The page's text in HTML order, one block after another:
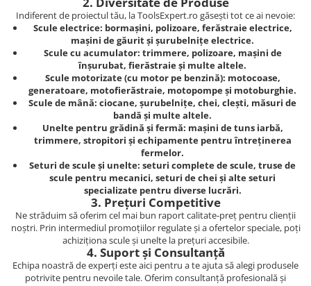
Indiferent de proiectul tău, la ToolsExpert.ro găsești tot ce ai nevoie:
Scule electrice: bormașini, polizoare, ferăstraie electrice,
mașini de găurit și șurubelnițe electrice.
Scule cu acumulator: trimmere, polizoare, mașini de
înșurubat, fierăstraie și multe altele.
Scule motorizate (cu motor pe benzină): motocoase,
generatoare, motofierăstraie, motopompe și motoburghie.
Scule de mână: ciocane, șurubelnițe, chei, clești, măsuri de
bandă și multe altele.
Unelte pentru grădină și fermă: mașini de tuns iarbă,
trimmere, stropitori și echipamente pentru întreținerea
fermelor.
Seturi de scule și unelte: seturi complete de scule, truse de
scule pentru mecanici, seturi de chei și alte seturi
specializate pentru diverse lucrări.
3. Prețuri Competitive
Ne străduim să oferim cel mai bun raport calitate-preț pentru clienții
noștri. Prin intermediul promoțiilor regulate și a ofertelor speciale, poți
achiziționa scule și unelte la prețuri accesibile.
4. Suport și Consultanță
Echipa noastră de experți este aici pentru a te ajuta să alegi produsele
potrivite pentru nevoile tale. Oferim consultanță profesională și